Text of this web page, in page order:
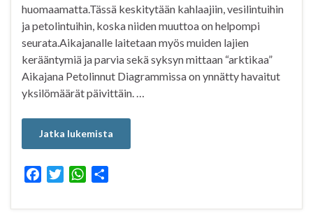
huomaamatta.Tässä keskitytään kahlaajiin, vesilintuihin
ja petolintuihin, koska niiden muuttoa on helpompi
seurata.Aikajanalle laitetaan myös muiden lajien
kerääntymiä ja parvia sekä syksyn mittaan “arktikaa”
Aikajana Petolinnut Diagrammissa on ynnätty havaitut
yksilömäärät päivittäin. …
Jatka lukemista
c
i
W
a
a